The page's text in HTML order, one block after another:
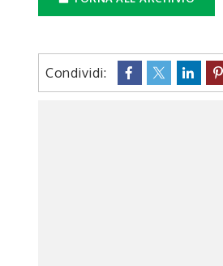
Condividi: